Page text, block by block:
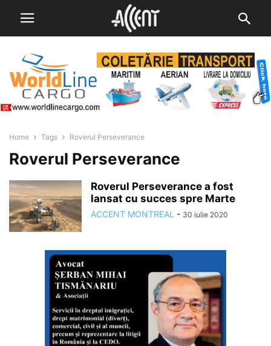
Home Tags Roverul Perseverance
Roverul Perseverance
Roverul Perseverance a fost
lansat cu succes spre Marte
ACCENT MONTREAL - 30 iulie 2020